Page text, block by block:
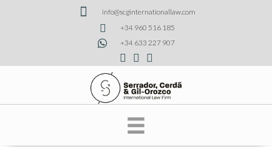
info@scginternationallaw.com
+34 960 516 185
+34 633 227 907